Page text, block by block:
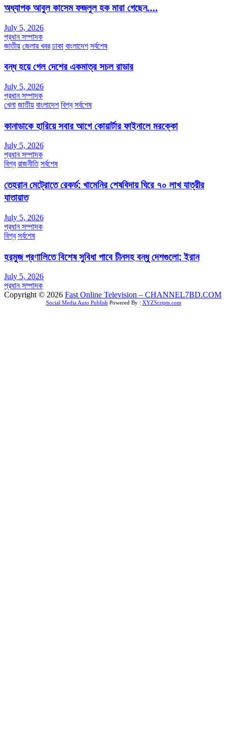
অধ্যাপক আবুল কাসেম ফজলুল হক মারা গেছেন….
July 5, 2026
প্রধান সম্পাদক
জাতীয় জেলার খবর ঢাকা বাংলাদেশ সর্বশেষ
বন্ধ হয়ে গেল দেশের একমাত্র সচল রাডার
July 5, 2026
প্রধান সম্পাদক
খেলা জাতীয় বাংলাদেশ বিশ্ব সর্বশেষ
কানাডাকে হারিয়ে সবার আগে কোয়ার্টার ফাইনালে মরক্কো
July 5, 2026
প্রধান সম্পাদক
বিশ্ব রাজনীতি সর্বশেষ
তেহরান মেট্রোতে রেকর্ড: খামেনির শেষবিদায় ঘিরে ৭০ লাখ যাত্রীর
যাতায়াত
July 5, 2026
প্রধান সম্পাদক
বিশ্ব সর্বশেষ
হরমুজ প্রণালিতে বিশেষ সুবিধা পাবে চীনসহ বন্ধু দেশগুলো: ইরান
July 5, 2026
প্রধান সম্পাদক
Copyright © 2026 Fast Online Television – CHANNEL7BD.COM
Social Media Auto Publish Powered By : XYZScripts.com